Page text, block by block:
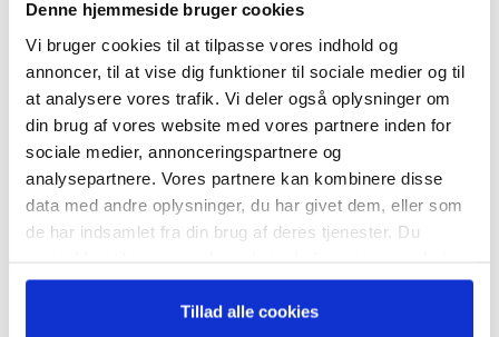
Denne hjemmeside bruger cookies
Vi bruger cookies til at tilpasse vores indhold og
annoncer, til at vise dig funktioner til sociale medier og til
at analysere vores trafik. Vi deler også oplysninger om
din brug af vores website med vores partnere inden for
sociale medier, annonceringspartnere og
analysepartnere. Vores partnere kan kombinere disse
data med andre oplysninger, du har givet dem, eller som
de har indsamlet fra din brug af deres tjenester. Du
anvende vores hjemmeside.
Tillad alle cookies
Analyser viser, at væksten i både eurozonen og USA
var overraskende robust i 2. kvartal 2025 trods store
udsving i handelsbalancer pga. nye toldbarrierer.
Eurozonen oplever fortsat solide vækstudsigter, mens
den amerikanske økonomi forventes at blive dæmpet
af højere inflation og lavere forbrug i de kommende
kvartaler.
https://ugebrev.dk/wp-
df
– og modtag Ole Borchs bog
“Succes i en dansk bestyrelse”
Bestyrelsesguidens ugentlige nyhedsbrev samt
Tilmeld